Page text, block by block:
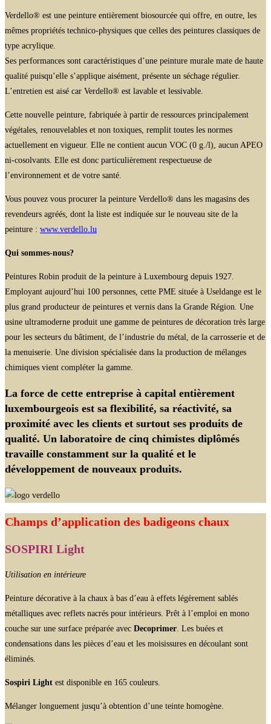
Verdello® est une peinture entièrement biosourcée qui offre, en outre, les
mêmes propriétés technico-physiques que celles des peintures classiques de
type acrylique.
Ses performances sont caractéristiques d’une peinture murale mate de haute
qualité puisqu’elle s’applique aisément, présente un séchage régulier.
L’entretien est aisé car Verdello® est lavable et lessivable.
Cette nouvelle peinture, fabriquée à partir de ressources principalement
végétales, renouvelables et non toxiques, remplit toutes les normes
actuellement en vigueur. Elle ne contient aucun VOC (0 g./l), aucun APEO
ni-cosolvants. Elle est donc particulièrement respectueuse de
l’environnement et de votre santé.
Vous pouvez vous procurer la peinture Verdello® dans les magasins des
revendeurs agréés, dont la liste est indiquée sur le nouveau site de la
peinture : www.verdello.lu
Qui sommes-nous?
Peintures Robin produit de la peinture à Luxembourg depuis 1927.
Employant aujourd’hui 100 personnes, cette PME située à Useldange est le
plus grand producteur de peintures et vernis dans la Grande Région. Une
usine ultramoderne produit une gamme de peintures de décoration très large
pour les secteurs du bâtiment, de l’industrie du métal, de la carrosserie et de
la menuiserie. Une division spécialisée dans la production de mélanges
chimiques vient compléter la gamme.
La force de cette entreprise à capital entièrement
luxembourgeois est sa flexibilité, sa réactivité, sa
proximité avec les clients et surtout ses produits de
qualité. Un laboratoire de cinq chimistes diplômés
travaille constamment sur la qualité et le
développement de nouveaux produits.
Champs d’application des badigeons chaux
SOSPIRI Light
Utilisation en intérieure
Peinture décorative à la chaux à bas d’eau à effets légèrement sablés
métalliques avec reflets nacrés pour intérieurs. Prêt à l’emploi en mono
couche sur une surface préparée avec Decoprimer. Les buées et
condensations dans les pièces d’eau et les moisissures en découlant sont
éliminés.
Sospiri Light est disponible en 165 couleurs.
Mélanger longuement jusqu’à obtention d’une teinte homogène.